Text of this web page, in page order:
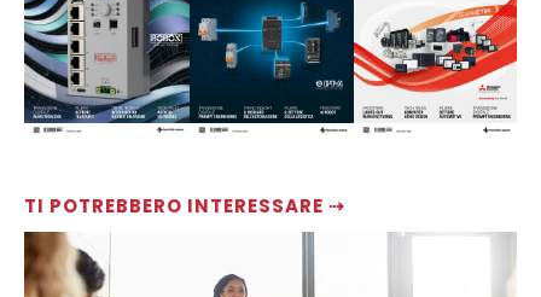
TI POTREBBERO INTERESSARE ⇢